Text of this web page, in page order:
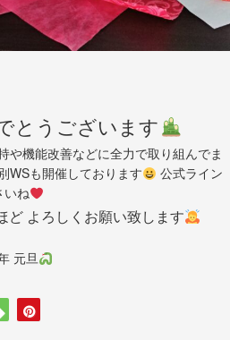
とうございます
や機能改善などに全力で取り組んでま
WSも開催しております
公式ライン
いね
ど よろしくお願い致します
元旦